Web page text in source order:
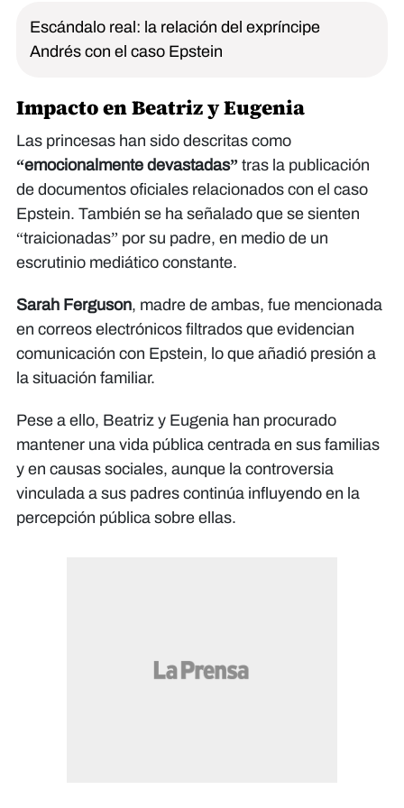
Escándalo real: la relación del expríncipe
Andrés con el caso Epstein
Impacto en Beatriz y Eugenia
Las princesas han sido descritas como
“emocionalmente devastadas” tras la publicación
de documentos oficiales relacionados con el caso
Epstein. También se ha señalado que se sienten
“traicionadas” por su padre, en medio de un
escrutinio mediático constante.
Sarah Ferguson, madre de ambas, fue mencionada
en correos electrónicos filtrados que evidencian
comunicación con Epstein, lo que añadió presión a
la situación familiar.
Pese a ello, Beatriz y Eugenia han procurado
mantener una vida pública centrada en sus familias
y en causas sociales, aunque la controversia
vinculada a sus padres continúa influyendo en la
percepción pública sobre ellas.